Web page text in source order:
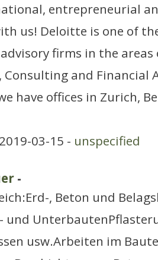
entrepreneurial
us! Deloitte is one of
firms in the areas
Consulting and Financial
have offices in Zurich,
03-15 - unspecified
-
, Beton und
und
usw.Arbeiten im